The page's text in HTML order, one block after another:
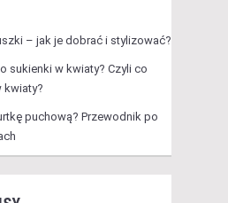
– jak je dobrać i stylizować?
sukienki w kwiaty? Czyli co
kwiaty?
puchową? Przewodnik po